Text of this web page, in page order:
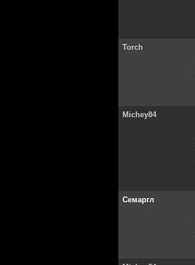
Torch
Michey84
Семаргл